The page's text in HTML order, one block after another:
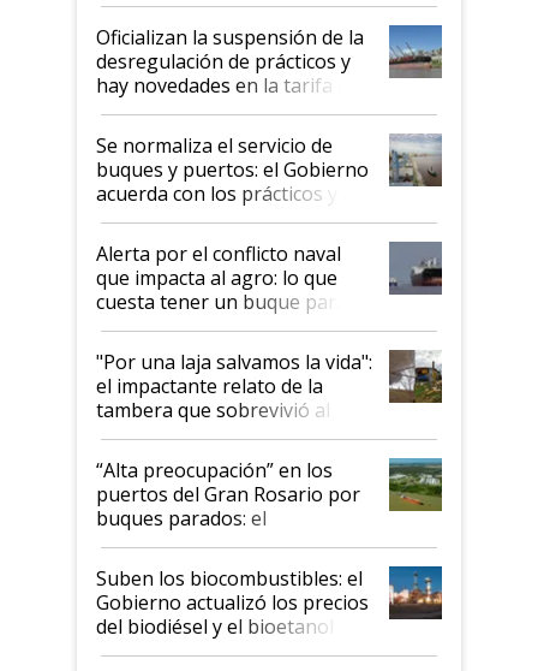
Oficializan la suspensión de la
desregulación de prácticos y
hay novedades en la tarifa de
la hidrovía
Se normaliza el servicio de
buques y puertos: el Gobierno
acuerda con los prácticos y
suspende el decreto de
desregulación
Alerta por el conflicto naval
que impacta al agro: lo que
cuesta tener un buque parado
y el peligro de que Argentina
pase a ser "país sucio"
"Por una laja salvamos la vida":
el impactante relato de la
tambera que sobrevivió al
tornado
“Alta preocupación” en los
puertos del Gran Rosario por
buques parados: el
funcionamiento de las
exportadoras en tensión tras
la medida de fuerza de los
prácticos
Suben los biocombustibles: el
Gobierno actualizó los precios
del biodiésel y el bioetanol